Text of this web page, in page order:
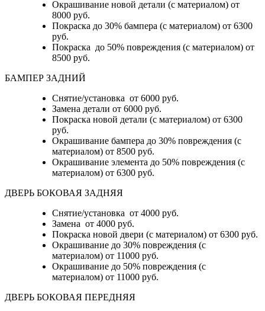
Окрашивание новой детали (с материалом) от
8000 руб.
Покраска до 30% бампера (с материалом) от 6300
руб.
Покраска до 50% повреждения (с материалом) от
8500 руб.
БАМПЕР ЗАДНИЙ
Снятие/установка от 6000 руб.
Замена детали от 6000 руб.
Покраска новой детали (с материалом) от 6300
руб.
Окрашивание бампера до 30% повреждения (с
материалом) от 8500 руб.
Окрашивание элемента до 50% повреждения (с
материалом) от 6300 руб.
ДВЕРЬ БОКОВАЯ ЗАДНЯЯ
Снятие/установка от 4000 руб.
Замена от 4000 руб.
Покраска новой двери (с материалом) от 6300 руб.
Окрашивание до 30% повреждения (с
материалом) от 11000 руб.
Окрашивание до 50% повреждения (с
материалом) от 11000 руб.
ДВЕРЬ БОКОВАЯ ПЕРЕДНЯЯ